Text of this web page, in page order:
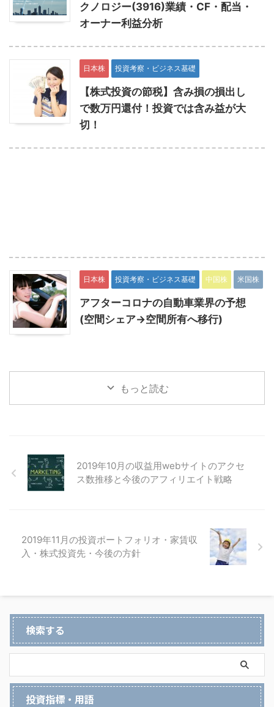
クノロジー(3916)業績・CF・配当・
オーナー利益分析
日本株 投資考察・ビジネス基礎
【株式投資の節税】含み損の損出し
で数万円還付！投資では含み益が大
切！
日本株 投資考察・ビジネス基礎 中国株 米国株
アフターコロナの自動車業界の予想
(空間シェア→空間所有へ移行)
もっと読む
2019年10月の収益用webサイトのアクセ
ス数推移と今後のアフィリエイト戦略
2019年11月の投資ポートフォリオ・家賃収
入・株式投資先・今後の方針
検索する
投資指標・用語